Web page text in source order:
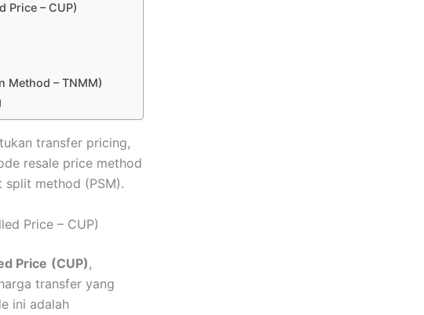
Price – CUP)
Method – TNMM)
transfer pricing,
resale price method
method (PSM).
Price – CUP)
Price (CUP) ,
transfer yang
ini adalah